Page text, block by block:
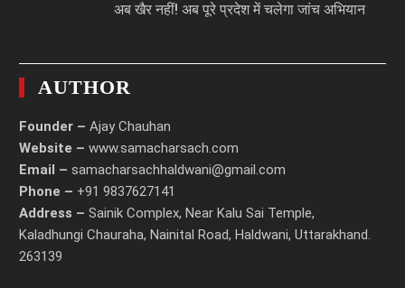
अब खैर नहीं! अब पूरे प्रदेश में चलेगा जांच अभियान
AUTHOR
Founder – Ajay Chauhan
Website – www.samacharsach.com
Email – samacharsachhaldwani@gmail.com
Phone – +91 9837627141
Address – Sainik Complex, Near Kalu Sai Temple,
Kaladhungi Chauraha, Nainital Road, Haldwani, Uttarakhand.
263139